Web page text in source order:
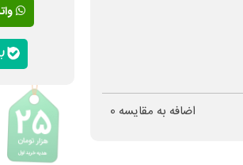
اضافه به مقایسه 0